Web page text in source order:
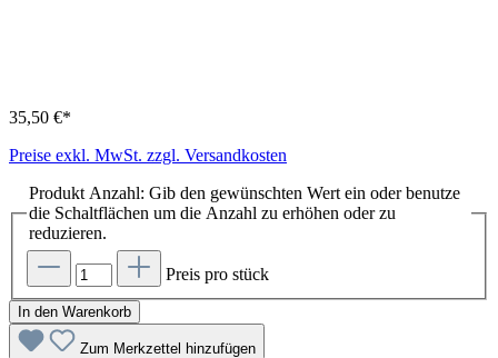
35,50 €*
Preise exkl. MwSt. zzgl. Versandkosten
Produkt Anzahl: Gib den gewünschten Wert ein oder benutze
die Schaltflächen um die Anzahl zu erhöhen oder zu
reduzieren.
Preis pro stück
In den Warenkorb
Zum Merkzettel hinzufügen